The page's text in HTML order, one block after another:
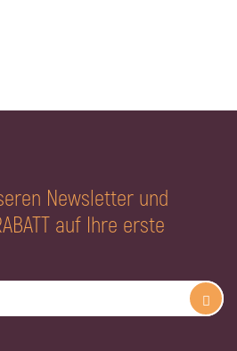
Newsletter und
auf Ihre erste